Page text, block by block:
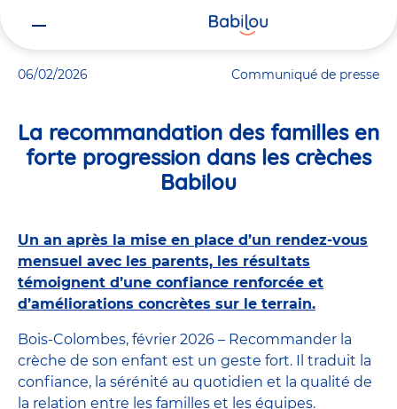
06/02/2026 Communiqué de presse
La recommandation des familles en
forte progression dans les crèches
Babilou
Un an après la mise en place d’un rendez-vous
mensuel avec les parents, les résultats
témoignent d’une confiance renforcée et
d’améliorations concrètes sur le terrain.
Bois-Colombes, février 2026 – Recommander la
crèche de son enfant est un geste fort. Il traduit la
confiance, la sérénité au quotidien et la qualité de
la relation entre les familles et les équipes.